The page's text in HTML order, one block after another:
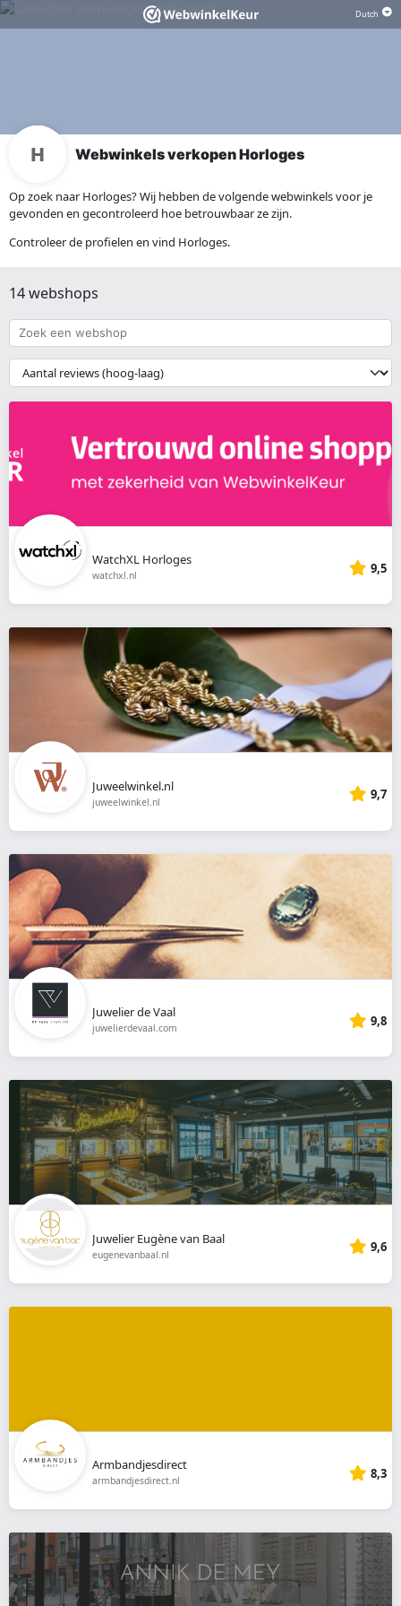
Webwinkels verkopen Horloges
Op zoek naar Horloges? Wij hebben de volgende webwinkels voor je
gevonden en gecontroleerd hoe betrouwbaar ze zijn.
Controleer de profielen en vind Horloges.
14 webshops
Zoek
een
webshop
{{
__('Sort')
}}
WatchXL Horloges
watchxl.nl 9,5
Juweelwinkel.nl
juweelwinkel.nl 9,7
Juwelier de Vaal
juwelierdevaal.com 9,8
Juwelier Eugène van Baal
eugenevanbaal.nl 9,6
Armbandjesdirect
armbandjesdirect.nl 8,3